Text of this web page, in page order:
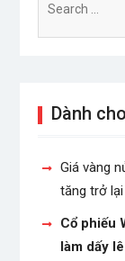
for:
Dành
Giá vàng
tăng trở lại
Cổ phiếu
làm dấy